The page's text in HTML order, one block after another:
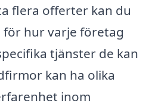
flera offerter kan du
för hur varje företag
tjänster de kan
kan ha olika
inom